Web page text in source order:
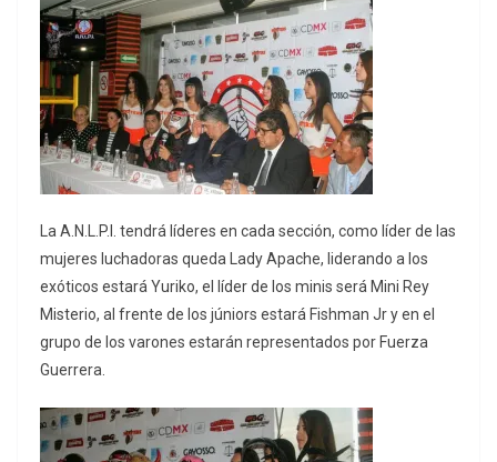
La A.N.L.P.I. tendrá líderes en cada sección, como líder de las
mujeres luchadoras queda Lady Apache, liderando a los
exóticos estará Yuriko, el líder de los minis será Mini Rey
Misterio, al frente de los júniors estará Fishman Jr y en el
grupo de los varones estarán representados por Fuerza
Guerrera.